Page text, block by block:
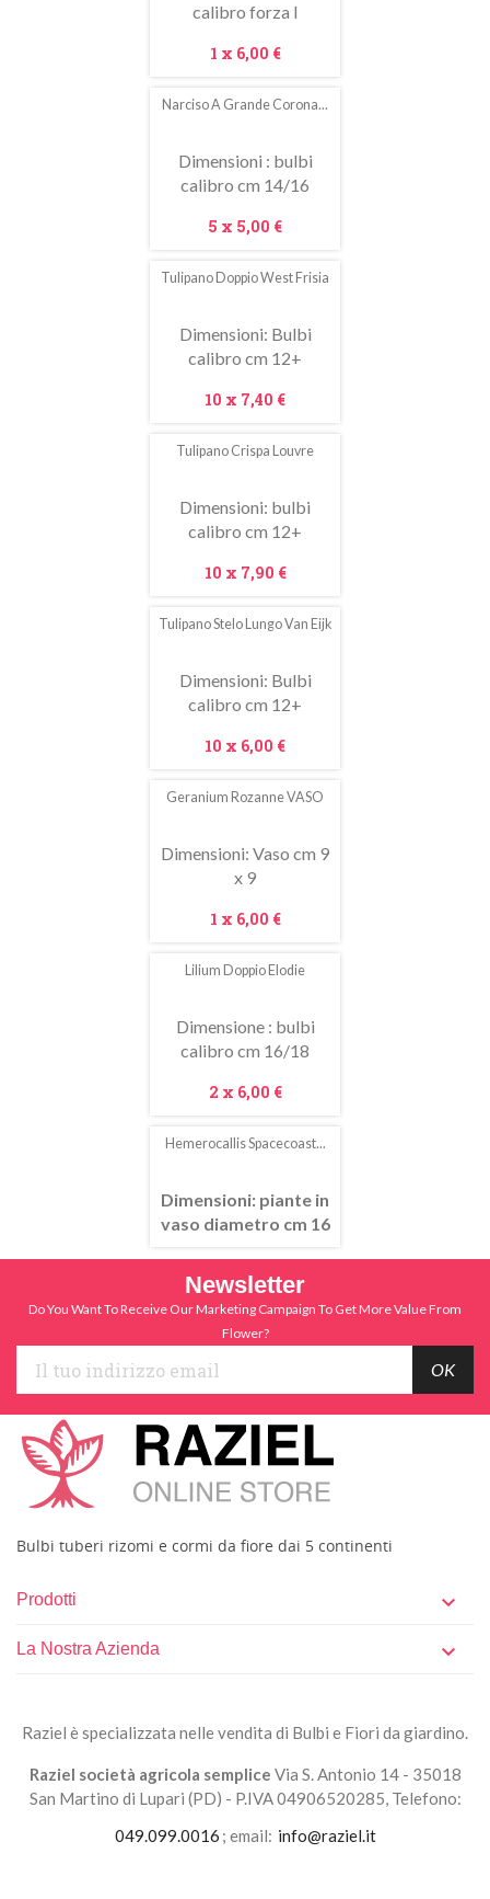
calibro forza I
Prezzo
1 x 6,00 €
Narciso A Grande Corona...
Dimensioni : bulbi
calibro cm 14/16
Prezzo
5 x 5,00 €
Tulipano Doppio West Frisia
Dimensioni: Bulbi
calibro cm 12+
Prezzo
10 x 7,40 €
Tulipano Crispa Louvre
Dimensioni: bulbi
calibro cm 12+
Prezzo
10 x 7,90 €
Tulipano Stelo Lungo Van Eijk
Dimensioni: Bulbi
calibro cm 12+
Prezzo
10 x 6,00 €
Geranium Rozanne VASO
Dimensioni: Vaso cm 9
x 9
Prezzo
1 x 6,00 €
Lilium Doppio Elodie
Dimensione : bulbi
calibro cm 16/18
Prezzo
2 x 6,00 €
Hemerocallis Spacecoast...
Dimensioni: piante in
vaso diametro cm 16
Newsletter
Do You Want To Receive Our Marketing Campaign To Get More Value From
Flower?
Bulbi tuberi rizomi e cormi da fiore dai 5 continenti
Prodotti 
La Nostra Azienda 
Raziel è specializzata nelle vendita di Bulbi e Fiori da giardino.
Raziel società agricola semplice Via S. Antonio 14 - 35018
San Martino di Lupari (PD) - P.IVA 04906520285, Telefono:
049.099.0016 ; email: info@raziel.it